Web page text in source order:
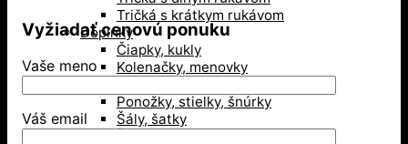
Tričká s krátkym rukávom
Doplnky
Čiapky, kukly
Kolenačky, menovky
Ponožky, stielky, šnúrky
Šály, šatky
Vyžiadať cenovú ponuku
Vaše meno
Váš email